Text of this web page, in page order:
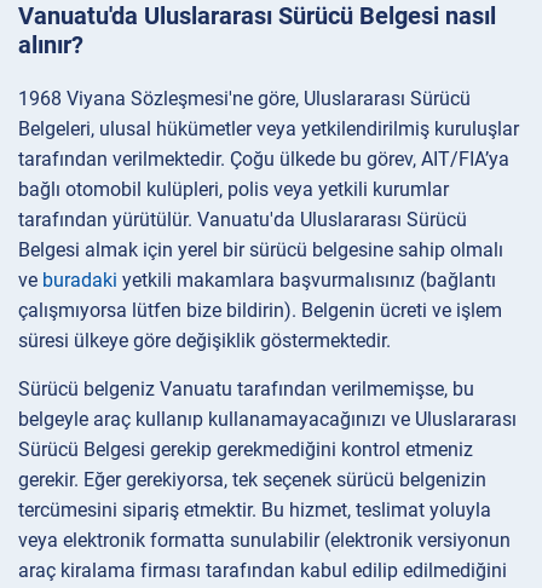
Vanuatu'da Uluslararası Sürücü Belgesi nasıl
alınır?
1968 Viyana Sözleşmesi'ne göre, Uluslararası Sürücü
Belgeleri, ulusal hükümetler veya yetkilendirilmiş kuruluşlar
tarafından verilmektedir. Çoğu ülkede bu görev, AIT/FIA’ya
bağlı otomobil kulüpleri, polis veya yetkili kurumlar
tarafından yürütülür. Vanuatu'da Uluslararası Sürücü
Belgesi almak için yerel bir sürücü belgesine sahip olmalı
ve buradaki yetkili makamlara başvurmalısınız (bağlantı
çalışmıyorsa lütfen bize bildirin). Belgenin ücreti ve işlem
süresi ülkeye göre değişiklik göstermektedir.
Sürücü belgeniz Vanuatu tarafından verilmemişse, bu
belgeyle araç kullanıp kullanamayacağınızı ve Uluslararası
Sürücü Belgesi gerekip gerekmediğini kontrol etmeniz
gerekir. Eğer gerekiyorsa, tek seçenek sürücü belgenizin
tercümesini sipariş etmektir. Bu hizmet, teslimat yoluyla
veya elektronik formatta sunulabilir (elektronik versiyonun
araç kiralama firması tarafından kabul edilip edilmediğini